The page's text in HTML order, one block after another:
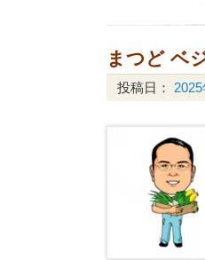
まつど ベ
投稿日：